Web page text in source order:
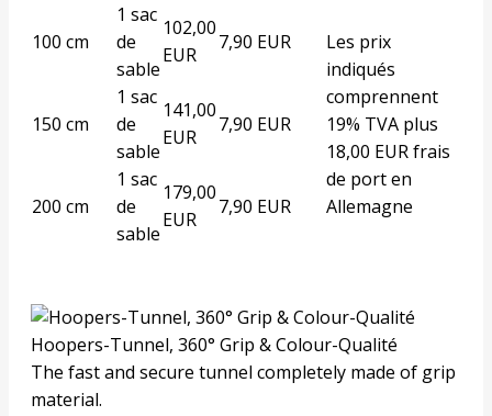
100 cm
1 sac
de
sable
102,00
EUR
7,90 EUR
Les prix
indiqués
comprennent
19% TVA plus
18,00 EUR frais
de port en
Allemagne
150 cm
1 sac
de
sable
141,00
EUR
7,90 EUR
200 cm
1 sac
de
sable
179,00
EUR
7,90 EUR
Hoopers-Tunnel, 360° Grip & Colour-Qualité
The fast and secure tunnel completely made of grip
material.